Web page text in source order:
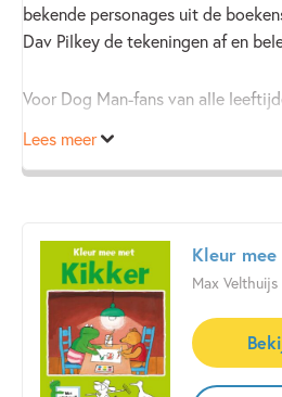
bekende personages uit de
Dav Pilkey de tekeningen af en
Voor Dog Man-fans van alle
Lees meer
Kleur
Max Velthuijs